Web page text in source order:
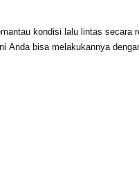
kondisi lalu lintas secara
Anda bisa melakukannya